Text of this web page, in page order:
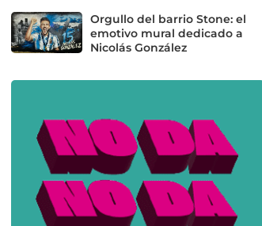
Orgullo del barrio Stone: el
emotivo mural dedicado a
Nicolás González